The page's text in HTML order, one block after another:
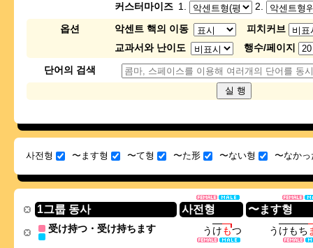
커스터마이즈 1.
2.
옵션
악센트 핵의 이동
피치커브
교과서와 난이도
행수/페이지
단어의 검색
사전형 〜ます형 〜て형 〜た形 〜ない형 〜なかっ
1그룹 동사 사전형 〜ます형
受け持つ・受け持ちます う けもつ う けもち